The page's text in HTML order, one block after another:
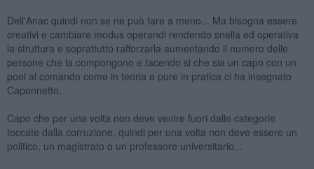
Dell'Anac quindi non se ne può fare a meno... Ma bisogna essere
creativi e cambiare modus operandi rendendo snella ed operativa
la struttura e soprattutto rafforzarla aumentando il numero delle
persone che la compongono e facendo si che sia un capo con un
pool al comando come in teoria e pure in pratica ci ha insegnato
Caponnetto.
Capo che per una volta non deve venire fuori dalle categorie
toccate dalla corruzione, quindi per una volta non deve essere un
politico, un magistrato o un professore universitario...